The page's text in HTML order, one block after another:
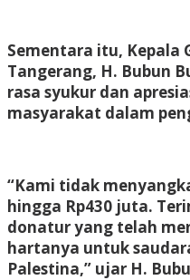
Sementara itu, Kepala
Tangerang, H. Bubun
rasa syukur dan
masyarakat dalam
“Kami tidak
hingga Rp430 juta.
donatur yang telah
hartanya untuk
Palestina,” ujar H.